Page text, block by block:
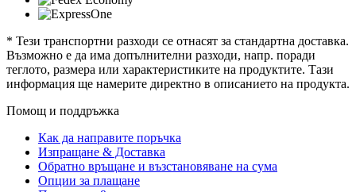
* Тези транспортни разходи се отнасят за стандартна доставка.
Възможно е да има допълнителни разходи, напр. поради
теглото, размера или характеристиките на продуктите. Тази
информация ще намерите директно в описанието на продукта.
Помощ и поддръжка
Как да направите поръчка
Изпращане & Доставка
Обратно връщане и възстановяване на сума
Опции за плащане